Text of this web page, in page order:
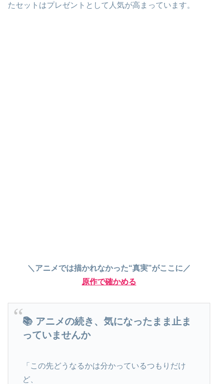
たセットはプレゼントとして人気が高まっています。
＼アニメでは描かれなかった“真実”がここに／
原作で確かめる
📚 アニメの続き、気になったまま止ま
っていませんか
「この先どうなるかは分かっているつもりだけ
ど、